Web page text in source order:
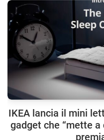
IKEA lancia il mini
gadget che “mette